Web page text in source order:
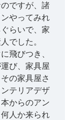
ですが、諸
やってみれ
らいで、家
でした。
飛びつき、
び、家具屋
の家具屋さ
テリアデザ
からのアン
人か来られ